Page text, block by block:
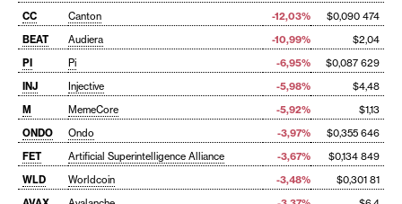
CC Canton -12,03%
$0,090 474
BEAT
Audiera -10,99%
$2,04
PI
Pi -6,95%
$0,087 629
INJ
Injective -5,98%
$4,48
M
MemeCore -5,92%
$1,13
ONDO
Ondo -3,97%
$0,355 646
FET
Artificial Superintelligence Alliance -3,67%
$0,134 849
WLD
Worldcoin -3,48%
$0,301 81